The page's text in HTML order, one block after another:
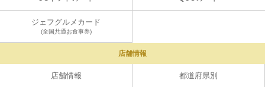
ジェフグルメカード
(全国共通お食事券)
店舗情報
店舗情報 都道府県別